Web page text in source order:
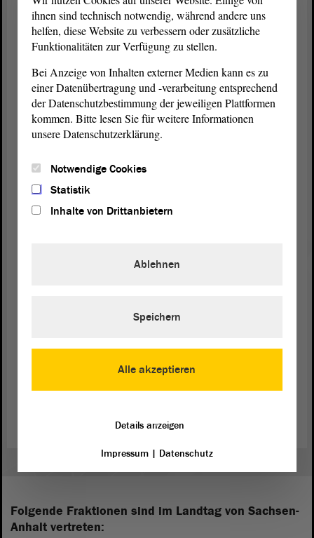
Einführung ist so sinnvoll wie auch überfällig.
Zur ersten Lesungmöchte ich an der Stelle auch
wegen der Zeit nicht gleich ins Detail gehen. Ich
denke, dieAnhörungzum Gesetzentwurf im
Sozialausschuss wird uns Gelegenheit bieten,
fachpolitisch, intensiv und fokussiert zu diskutieren,
im Übrigen auch über die ausgesprochen
begrüßenswerte Idee des Änderungsantrags der
Schulsozialarbeit auch in Sachsen-Anhalt endlich
gesetzlich zu verankern, und zwar an der Stelle im
KJHG.
Zurück zur Landtagssitzung
Folgende Fraktionen sind im Landtag von Sachsen-
Anhalt vertreten:
ihnen sind technisch notwendig, während andere uns
helfen, diese Website zu verbessern oder zusätzliche
Funktionalitäten zur Verfügung zu stellen.
Bei Anzeige von Inhalten externer Medien kann es zu
einer Datenübertragung und -verarbeitung entsprechend
der Datenschutzbestimmung der jeweiligen Plattformen
kommen. Bitte lesen Sie für weitere Informationen
unsere Datenschutzerklärung.
Notwendige Cookies
Statistik
Inhalte von Drittanbietern
Alle akzeptieren
Ablehnen
Speichern
Details anzeigen
Impressum| Datenschutz